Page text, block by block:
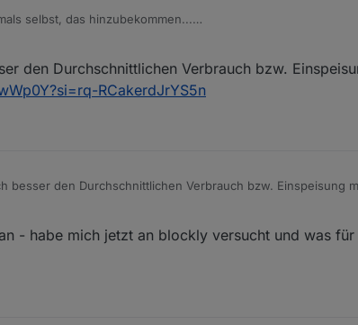
selbst, das hinzubekommen...
den Durchschnittlichen Verbrauch bzw.
RCakerdJrYS5n
besser den Durchschnittlichen Verbrauch bzw. Einspeisung
- habe mich jetzt an blockly versucht und was